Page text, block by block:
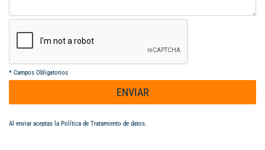
* Campos Obligatorios
ENVIAR
Al enviar aceptas la Política de Tratamiento de datos.